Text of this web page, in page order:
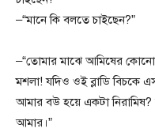
–“মানে কি বলতে চাইছেন?”
–“তোমার মাঝে আমিষের
মশলা! যদিও ওই ব্লাডি বিচকে
আমার বউ হয়ে একটা নিরামিষ?
আমার।”